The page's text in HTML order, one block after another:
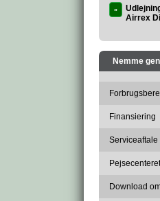
»
Airrex
Nemme
Finansiering
Serviceaftale
Pejsecenteret
Download